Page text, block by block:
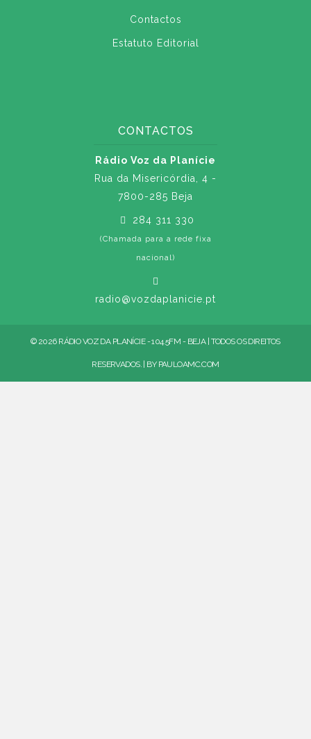
Contactos
Estatuto Editorial
CONTACTOS
Rádio Voz da Planície
Rua da Misericórdia, 4 -
7800-285 Beja
284 311 330
(Chamada para a rede fixa
nacional)
radio@vozdaplanicie.pt
© 2026 RÁDIO VOZ DA PLANÍCIE - 104.5FM - BEJA | TODOS OS DIREITOS
RESERVADOS. | BY PAULOAMC.COM